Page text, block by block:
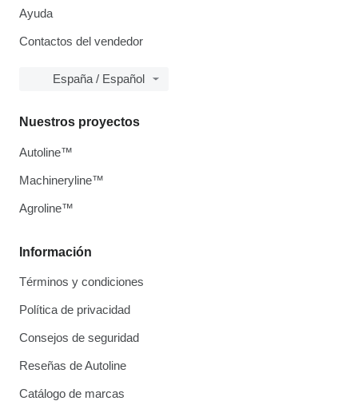
Ayuda
Contactos del vendedor
España / Español
Información
Términos y condiciones
Política de privacidad
Consejos de seguridad
Reseñas de Autoline
Catálogo de marcas
Nuestros proyectos
Autoline™
Machineryline™
Agroline™